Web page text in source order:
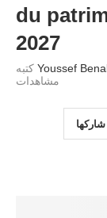
du
2027
Youssef
مشاهدات
شاركها